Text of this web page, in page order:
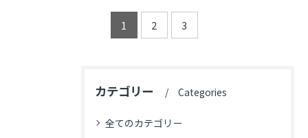
1 2 3
カテゴリー Categories
全てのカテゴリー